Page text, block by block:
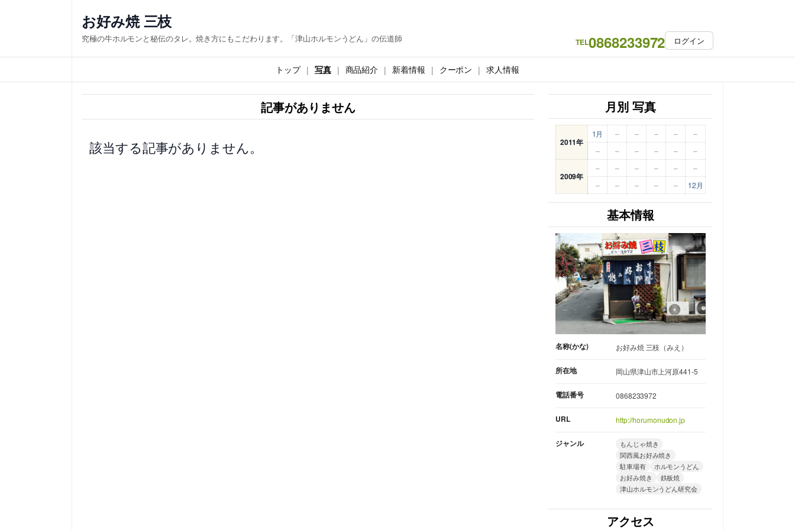
ス
キ
お好み焼 三枝
究極の牛ホルモンと秘伝のタレ。焼き方にもこだわります。「津山ホルモンうどん」の伝道師 TEL0868233972 ログイン
トップ 写真 商品紹介 新着情報 クーポン 求人情報
記事がありません
該当する記事がありません。
月別 写真
2011年
1月 – – – –
–
–
– – – – –
2009年
– – – – –
–
–
– – – – 12月
基本情報
名称(かな) お好み焼 三枝（みえ）
所在地 岡山県津山市上河原441-5
電話番号 0868233972
URL http://horumonudon.jp
ジャンル
もんじゃ焼き
関西風お好み焼き
駐車場有
ホルモンうどん
お好み焼き
鉄板焼
津山ホルモンうどん研究会
アクセス